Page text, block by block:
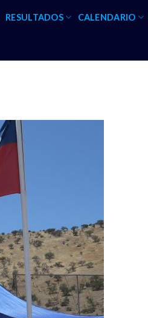
RESULTADOS CALENDARIO